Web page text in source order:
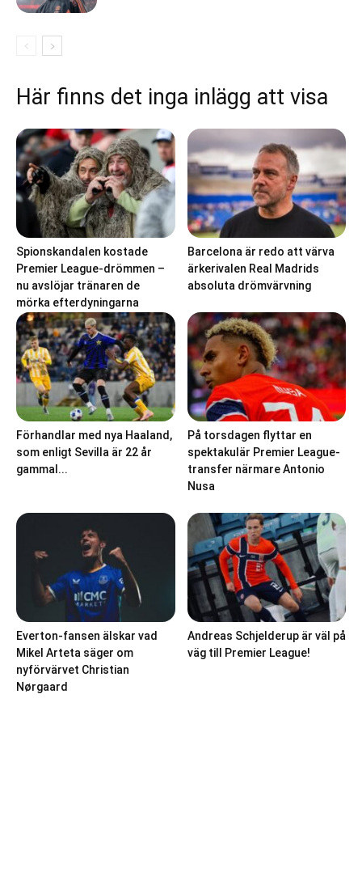
Här finns det inga inlägg att visa
Spionskandalen kostade
Premier League-drömmen –
nu avslöjar tränaren de
mörka efterdyningarna
Barcelona är redo att värva
ärkerivalen Real Madrids
absoluta drömvärvning
Förhandlar med nya Haaland,
som enligt Sevilla är 22 år
gammal...
På torsdagen flyttar en
spektakulär Premier League-
transfer närmare Antonio
Nusa
Everton-fansen älskar vad
Mikel Arteta säger om
nyförvärvet Christian
Nørgaard
Andreas Schjelderup är väl på
väg till Premier League!